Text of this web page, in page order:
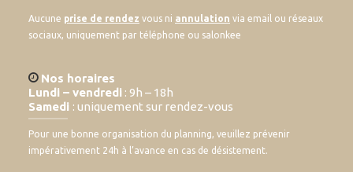
Aucune prise de rendez vous ni annulation via email ou réseaux
sociaux, uniquement par téléphone ou salonkee
Nos horaires
Lundi – vendredi : 9h – 18h
Samedi : uniquement sur rendez-vous
Pour une bonne organisation du planning, veuillez prévenir
impérativement 24h à l’avance en cas de désistement.